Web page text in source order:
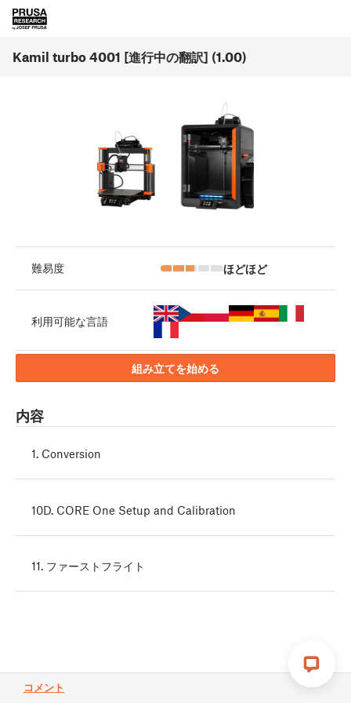
Kamil turbo 4001 [進行中の翻訳] (1.00)
コメント
難易度 ほどほど
利用可能な言語
組み立てを始める
内容
1. Conversion
10D. CORE One Setup and Calibration
11. ファーストフライト